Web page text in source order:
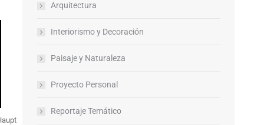
Arquitectura
Interiorismo y Decoración
Paisaje y Naturaleza
Proyecto Personal
Reportaje Temático